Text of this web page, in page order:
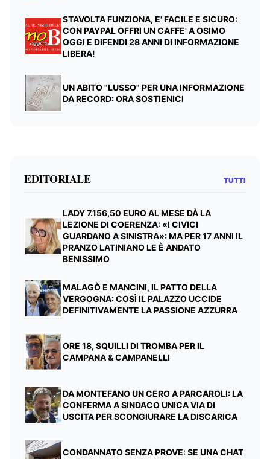
STAVOLTA FUNZIONA, E' FACILE E SICURO:
CON PAYPAL OFFRI UN CAFFE' A OSIMO
OGGI E DIFENDI 28 ANNI DI INFORMAZIONE
LIBERA!
UN ABITO "LUSSO" PER UNA INFORMAZIONE
DA RECORD: ORA SOSTIENICI
EDITORIALE TUTTI
LADY 7.156,50 EURO AL MESE DÀ LA
LEZIONE DI COERENZA: «I CIVICI
GUARDANO A SINISTRA»: MA PER 17 ANNI IL
PRANZO LATINIANO LE È ANDATO
BENISSIMO
MALAGÒ E MANCINI, IL PATTO DELLA
VERGOGNA: COSÌ IL PALAZZO UCCIDE
DEFINITIVAMENTE LA PASSIONE AZZURRA
ORE 18, SQUILLI DI TROMBA PER IL
CAMPANA & CAMPANELLI
DA MONTEFANO UN CERO A PARCAROLI: LA
CONFERMA A SINDACO UNICA VIA DI
USCITA PER SCONGIURARE LA DISCARICA
CONDANNATO SENZA PROVE: SE UNA CHAT